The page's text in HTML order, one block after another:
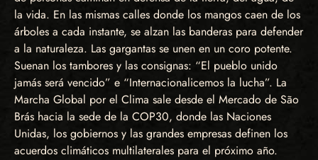
la vida. En las mismas calles donde los mangos caen de los
árboles a cada instante, se alzan las banderas para defender
a la naturaleza. Las gargantas se unen en un coro potente.
Suenan los tambores y las consignas: “El pueblo unido
jamás será vencido” e “Internacionalicemos la lucha”. La
Marcha Global por el Clima sale desde el Mercado de São
Brás hacia la sede de la COP30, donde las Naciones
Unidas, los gobiernos y las grandes empresas definen los
acuerdos climáticos multilaterales para el próximo año.